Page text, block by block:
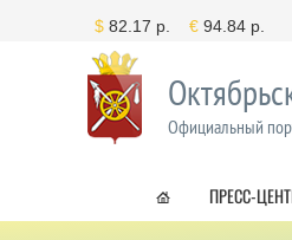
Официальный
ПРЕСС-